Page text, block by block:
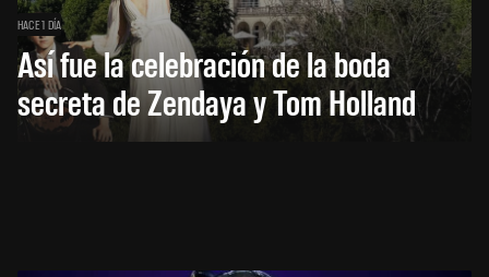
HACE 1 DÍA
Así fue la celebración de la boda
secreta de Zendaya y Tom Holland